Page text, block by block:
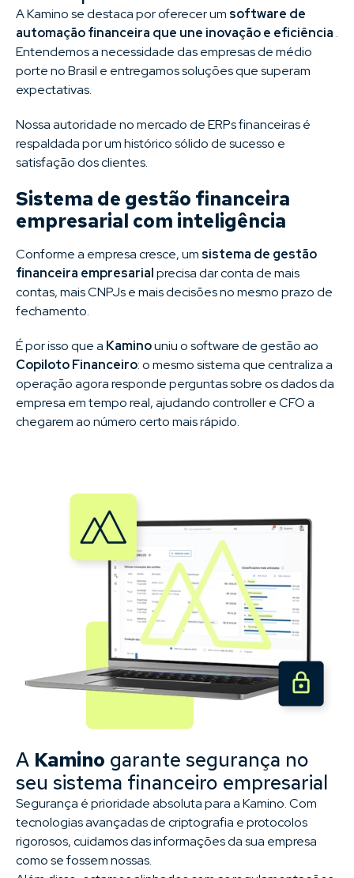
A Kamino se destaca por oferecer um software de
automação financeira que une inovação e eficiência .
Entendemos a necessidade das empresas de médio
porte no Brasil e entregamos soluções que superam
expectativas.
Nossa autoridade no mercado de ERPs financeiras é
respaldada por um histórico sólido de sucesso e
satisfação dos clientes.
Sistema de gestão financeira
empresarial com inteligência
Conforme a empresa cresce, um sistema de gestão
financeira empresarialprecisa dar conta de mais
contas, mais CNPJs e mais decisões no mesmo prazo de
fechamento.
É por isso que a Kaminouniu o software de gestão ao
Copiloto Financeiro: o mesmo sistema que centraliza a
operação agora responde perguntas sobre os dados da
empresa em tempo real, ajudando controller e CFO a
chegarem ao número certo mais rápido.
A Kamino garante segurança no
seu sistema financeiro empresarial
Segurança é prioridade absoluta para a Kamino. Com
tecnologias avançadas de criptografia e protocolos
rigorosos, cuidamos das informações da sua empresa
como se fossem nossas.